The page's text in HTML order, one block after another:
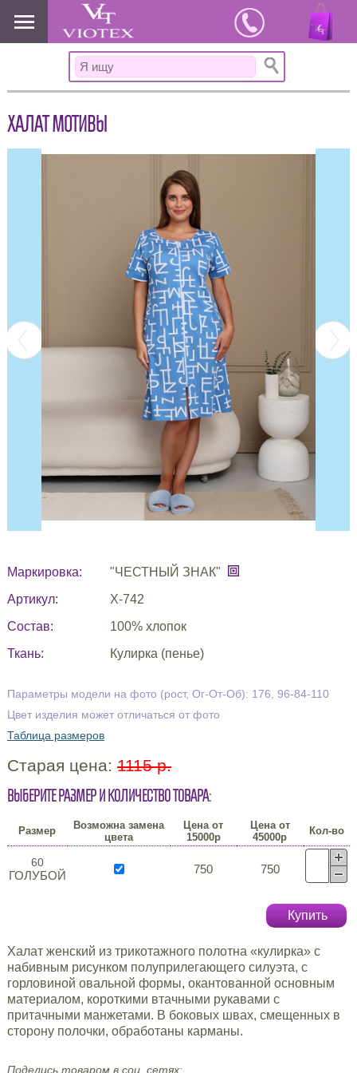
www.viotex37.ru
ХАЛАТ МОТИВЫ
Маркировка:
"ЧЕСТНЫЙ ЗНАК"
Артикул:
Х-742
Состав:
100% хлопок
Ткань:
Кулирка (пенье)
Параметры модели на фото (рост, Ог-От-Об): 176, 96-84-110
Цвет изделия может отличаться от фото
Таблица размеров
Старая цена: 1115 р.
Выберите размер и количество товара:
Размер
Возможна замена
цвета
Цена от
15000р
Цена от
45000р
Кол-во
60
ГОЛУБОЙ 750 750
Купить
Халат женский из трикотажного полотна «кулирка» с
набивным рисунком полуприлегающего силуэта, с
горловиной овальной формы, окантованной основным
материалом, короткими втачными рукавами с
притачными манжетами. В боковых швах, смещенных в
сторону полочки, обработаны карманы.
Поделись товаром в соц. сетях: